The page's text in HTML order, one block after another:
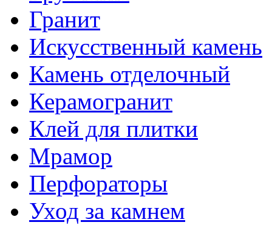
Гранит
Искусственный камень
Камень отделочный
Керамогранит
Клей для плитки
Мрамор
Перфораторы
Уход за камнем